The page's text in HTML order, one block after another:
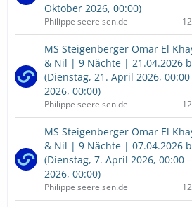
Oktober 2026, 00:00)
Philippe seereisen.de
MS Steigenberger Omar El
& Nil | 9 Nächte | 21.04.2026
(Dienstag, 21. April 2026,
2026, 00:00)
Philippe seereisen.de
MS Steigenberger Omar El
& Nil | 9 Nächte | 07.04.2026
(Dienstag, 7. April 2026, 00:00
2026, 00:00)
Philippe seereisen.de